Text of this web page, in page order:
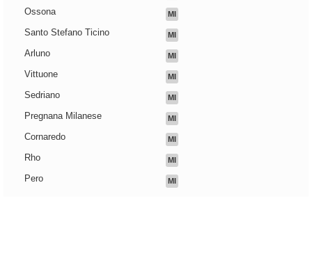
Ossona MI
Santo Stefano Ticino MI
Arluno MI
Vittuone MI
Sedriano MI
Pregnana Milanese MI
Cornaredo MI
Rho MI
Pero MI